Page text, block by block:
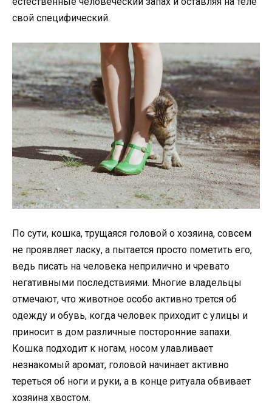
свой специфический.
По сути, кошка, трущаяся головой о хозяина, совсем
не проявляет ласку, а пытается просто пометить его,
ведь писать на человека неприлично и чревато
негативными последствиями. Многие владельцы
отмечают, что животное особо активно трется об
одежду и обувь, когда человек приходит с улицы и
приносит в дом различные посторонние запахи.
Кошка подходит к ногам, носом улавливает
незнакомый аромат, головой начинает активно
тереться об ноги и руки, а в конце ритуала обвивает
хозяина хвостом.